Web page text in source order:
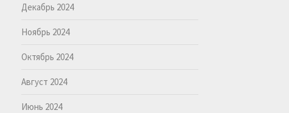
Декабрь 2024
Ноябрь 2024
Октябрь 2024
Август 2024
Июнь 2024